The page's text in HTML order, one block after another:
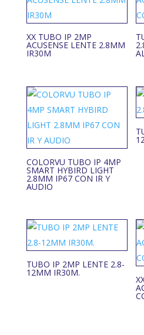
XX TUBO IP 2MP
ACUSENSE LENTE 2.8MM
IR30M
COLORVU TUBO IP 4MP
SMART HYBIRD LIGHT
2.8MM IP67 CON IR Y
AUDIO
TUBO IP 2MP LENTE 2.8-
12MM IR30M.